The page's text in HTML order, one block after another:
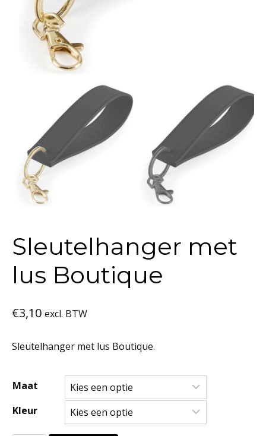
Sleutelhanger met
lus Boutique
€3,10 excl. BTW
Sleutelhanger met lus Boutique.
Maat
Kleur